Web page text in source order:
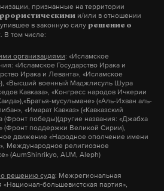
нападавшие записывали
в Сеть.
он окончил Колледж
искусств и два года
государственном
Сначала он
из группировки
— к Народной
Известность в Сети Тесак
видео с
признанные на территории
и/или в отношении
в законную силу решение о
. В том числе:
организациями: «Исламское
«Исламское Государство Ирака и
Ирака и Леванта», «Исламское
«Высший военный Маджлисуль Шура
Кавказа», «Конгресс народов Ичкерии
мусульмане» («Аль-Ихван аль-
«Имарат Кавказ» («Кавказский
(Фронт победы)(другие названия: «Джабха
(Фронт поддержки Великой Сирии),
движение «Народное ополчение имени
Международное религиозное
(AumShinrikyo, AUM, Aleph)
решению суда: Межрегиональная
большевистская партия»,